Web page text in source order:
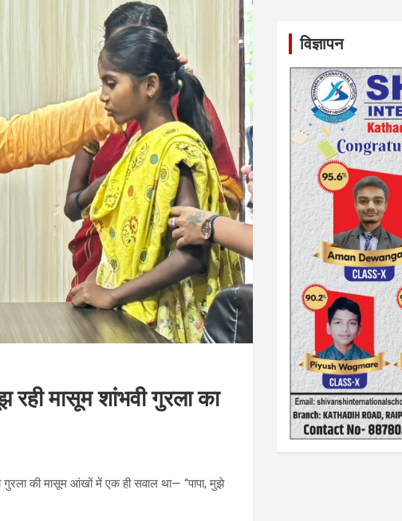
रही मासूम शांभवी गुरला का
गुरला की मासूम आंखों में एक ही सवाल था— “पापा, मुझे
विज्ञापन